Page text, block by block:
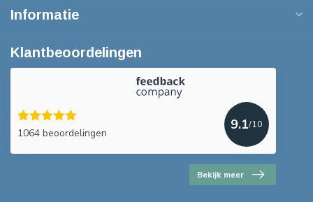
Informatie
Klantbeoordelingen
1064 beoordelingen
9.1/10
Bekijk meer